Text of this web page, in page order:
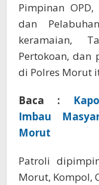
Pimpinan
dan
keramaian,
Pertokoan, dan
di Polres Morut
Baca :
Imbau
Morut
Patroli
Morut, Kompol,